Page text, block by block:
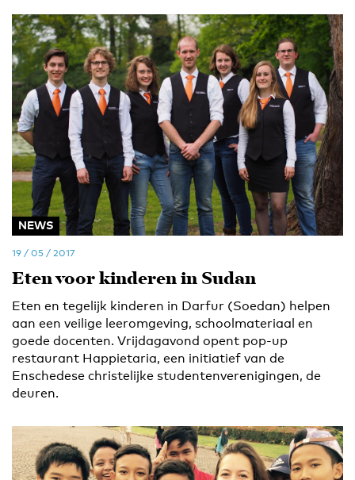
NEWS
19 / 05 / 2017
Eten voor kinderen in Sudan
Eten en tegelijk kinderen in Darfur (Soedan) helpen
aan een veilige leeromgeving, schoolmateriaal en
goede docenten. Vrijdagavond opent pop-up
restaurant Happietaria, een initiatief van de
Enschedese christelijke studentenverenigingen, de
deuren.